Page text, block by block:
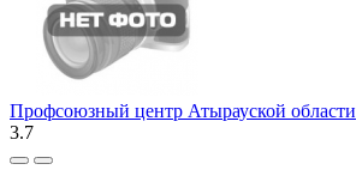
Профсоюзный центр Атырауской области
3.7